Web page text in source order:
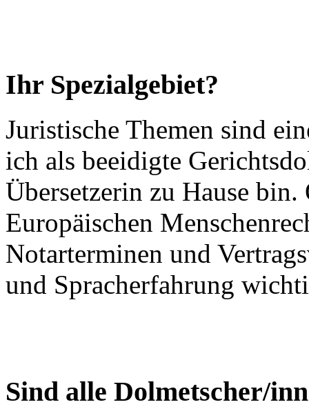
Ihr Spezialgebiet?
Juristische Themen sind
ich als beeidigte
Übersetzerin zu Hause
Europäischen
Notarterminen und
und Spracherfahrung
Sind alle Dolmetscher/